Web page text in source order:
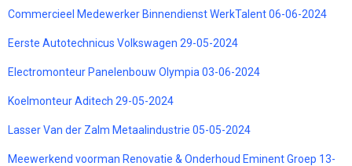
Commercieel Medewerker Binnendienst WerkTalent 06-06-2024
Eerste Autotechnicus Volkswagen 29-05-2024
Electromonteur Panelenbouw Olympia 03-06-2024
Koelmonteur Aditech 29-05-2024
Lasser Van der Zalm Metaalindustrie 05-05-2024
Meewerkend voorman Renovatie & Onderhoud Eminent Groep 13-